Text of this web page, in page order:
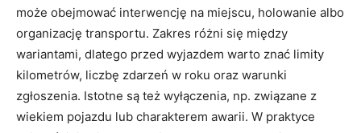
może obejmować interwencję na miejscu, holowanie albo
organizację transportu. Zakres różni się między
wariantami, dlatego przed wyjazdem warto znać limity
kilometrów, liczbę zdarzeń w roku oraz warunki
zgłoszenia. Istotne są też wyłączenia, np. związane z
wiekiem pojazdu lub charakterem awarii. W praktyce